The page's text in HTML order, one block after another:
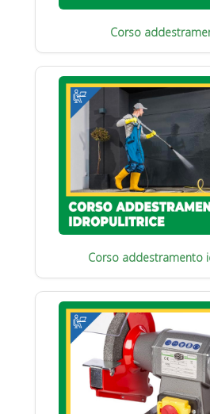
Corso
Corso addestramento